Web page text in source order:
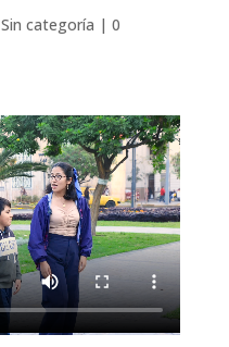
Sin categoría | 0